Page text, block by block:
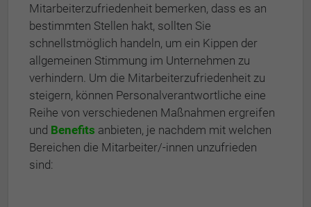
Mitarbeiterzufriedenheit bemerken, dass es an
bestimmten Stellen hakt, sollten Sie
schnellstmöglich handeln, um ein Kippen der
allgemeinen Stimmung im Unternehmen zu
verhindern. Um die Mitarbeiterzufriedenheit zu
steigern, können Personalverantwortliche eine
Reihe von verschiedenen Maßnahmen ergreifen
und Benefits anbieten, je nachdem mit welchen
Bereichen die Mitarbeiter/-innen unzufrieden
sind: